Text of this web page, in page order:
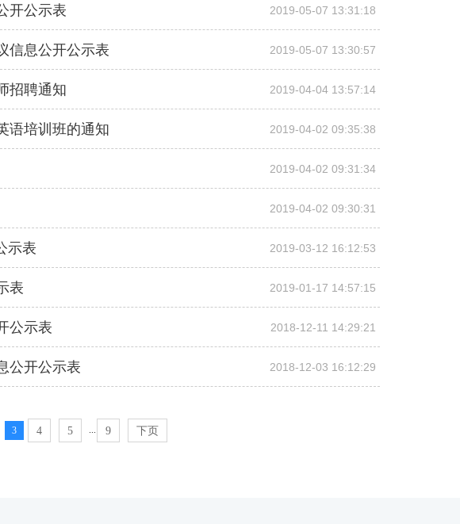
开公示表 2019-05-07 13:31:18
信息公开公示表 2019-05-07 13:30:57
招聘通知 2019-04-04 13:57:14
语培训班的通知 2019-04-02 09:35:38
2019-04-02 09:31:34
2019-04-02 09:30:31
示表 2019-03-12 16:12:53
表 2019-01-17 14:57:15
公示表 2018-12-11 14:29:21
公开公示表 2018-12-03 16:12:29
3 4 5 ... 9 下页